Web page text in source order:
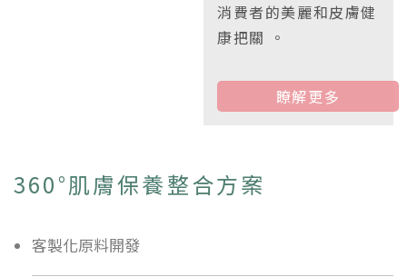
消費者的美麗和皮膚健
康把關 。
瞭解更多
360°肌膚保養整合方案
客製化原料開發